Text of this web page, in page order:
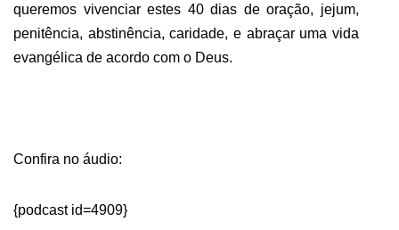
queremos vivenciar estes 40 dias de oração, jejum,
penitência, abstinência, caridade, e abraçar uma vida
evangélica de acordo com o Deus.
Confira no áudio:
{podcast id=4909}